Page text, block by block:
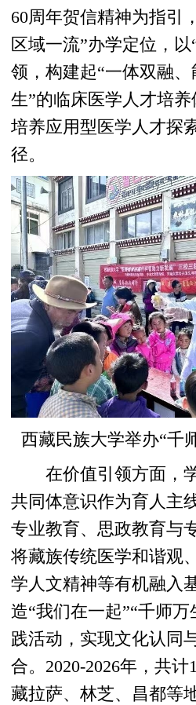
60周年贺信精神为指引
区域一流”办学定位，以
领，构建起“一体双融
生”的临床医学人才培
培养应用型医学人才探
径。
西藏民族大学举办“千
在价值引领方面，学
共同体意识作为育人主
专业教育、思政教育与
将藏族传统医学和谐观
学人文精神等有机融入
造“我们在一起”“千师
践活动，实现文化认同
合。2020-2026年，共
藏拉萨、林芝、昌都等